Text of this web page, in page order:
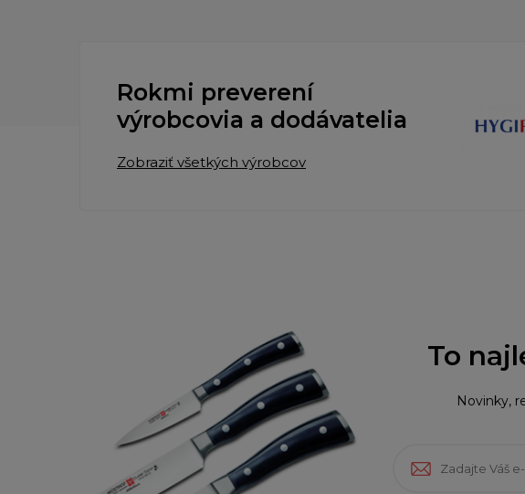
Rokmi preverení
výrobcovia a dodávatelia
Zobraziť všetkých výrobcov
To
Novinky,